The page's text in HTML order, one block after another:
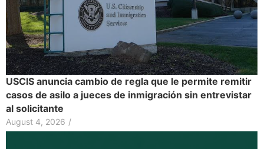
USCIS anuncia cambio de regla que le permite remitir
casos de asilo a jueces de inmigración sin entrevistar
al solicitante
August 4, 2026 /